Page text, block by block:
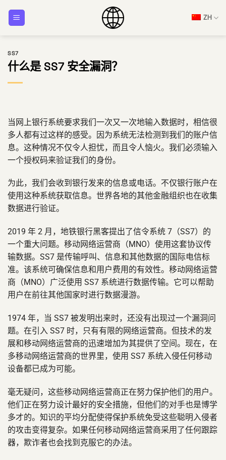
ZH
SS7
什么是 SS7 安全漏洞？
当网上银行系统要求我们一次又一次地输入数据时，相信很
多人都有过这样的感受。因为系统无法检测到我们的账户信
息。这种情况不仅令人担忧，而且令人恼火。我们必须输入
一个授权码来验证我们的身份。
为此，我们会收到银行发来的信息或电话。不仅银行账户在
使用这种系统获取信息。世界各地的其他金融组织也在收集
数据进行验证。
2019 年 2 月，地铁银行黑客提出了信令系统 7（SS7）的
一个重大问题。移动网络运营商（MNO）使用这套协议传
输数据。SS7 是传输呼叫、信息和其他数据的国际电信标
准。该系统可确保信息和用户费用的有效性。移动网络运营
商（MNO）广泛使用 SS7 系统进行数据传输。它可以帮助
用户在前往其他国家时进行数据漫游。
1974 年，当 SS7 被发明出来时，还没有出现过一个漏洞问
题。在引入 SS7 时，只有有限的网络运营商。但技术的发
展和移动网络运营商的迅速增加为其提供了空间。现在，在
多移动网络运营商的世界里，使用 SS7 系统入侵任何移动
设备都已成为可能。
毫无疑问，这些移动网络运营商正在努力保护他们的用户。
他们正在努力设计最好的安全措施，但他们的对手也是博学
多才的。知识的平均分配使得保护系统免受这些聪明入侵者
的攻击变得复杂。如果任何移动网络运营商采用了任何跟踪
器，欺诈者也会找到克服它的办法。